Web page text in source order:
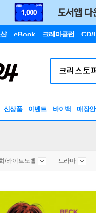
eBook 크레마클럽 CD/
신상품 이벤트 바이백 매장
/라이트노벨 드라마